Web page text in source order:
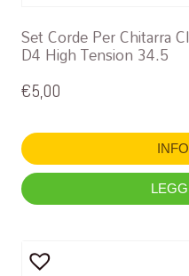
Set Corde Per Chitarra
D4 High Tension 34.5
€5,00